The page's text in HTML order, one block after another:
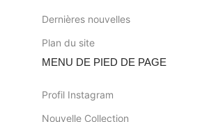
Dernières nouvelles
Plan du site
MENU DE PIED DE PAGE
Profil Instagram
Nouvelle Collection